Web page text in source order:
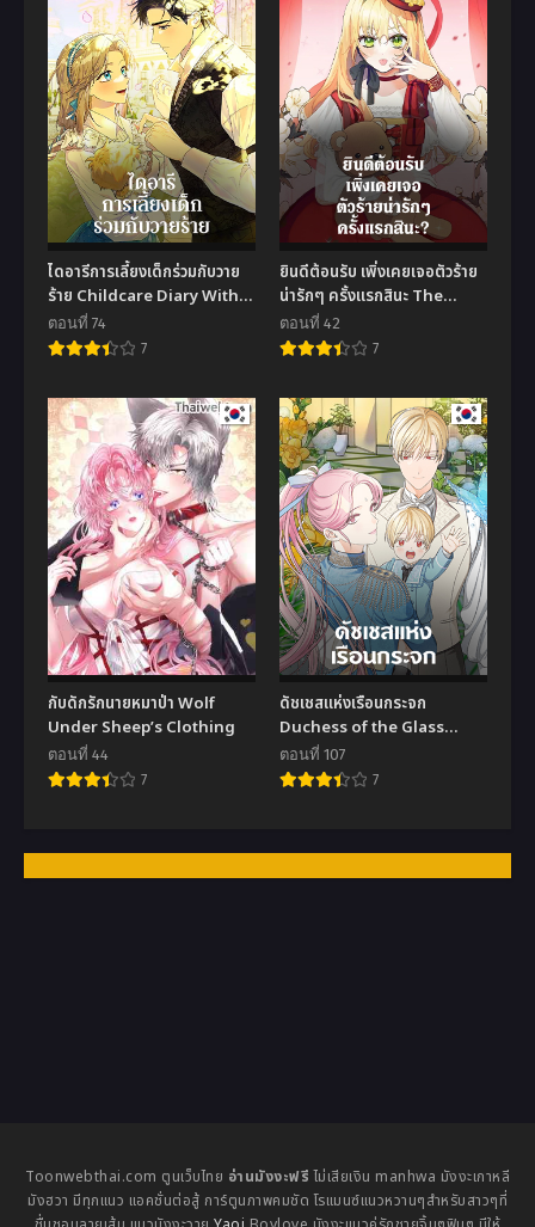
ไดอารีการเลี้ยงเด็กร่วมกับวาย
ร้าย Childcare Diary With
The Villain
ตอนที่ 74
7
ยินดีต้อนรับ เพิ่งเคยเจอตัวร้าย
น่ารักๆ ครั้งแรกสินะ The
Cuest Little Villainess
ตอนที่ 42
7
กับดักรักนายหมาป่า Wolf
Under Sheep’s Clothing
ตอนที่ 44
7
ดัชเชสแห่งเรือนกระจก
Duchess of the Glass
House
ตอนที่ 107
7
Toonwebthai.com ตูนเว็บไทย อ่านมังงะฟรี ไม่เสียเงิน manhwa มังงะเกาหลี
มังฮวา มีทุกแนว แอคชั่นต่อสู้ การ์ตูนภาพคมชัด โรแมนซ์แนวหวานๆสำหรับสาวๆที่